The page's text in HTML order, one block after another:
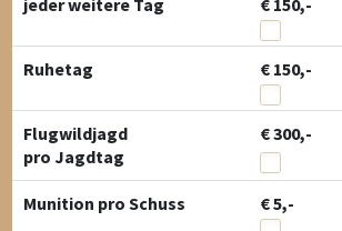
jeder weitere Tag € 150,-
Ruhetag € 150,-
Flugwildjagd
€ 300,-
pro Jagdtag
Munition pro Schuss € 5,-